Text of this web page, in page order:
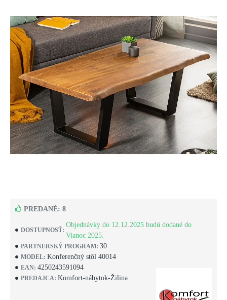
DOSTUPNOSŤ:
Objednávky do 12.12.2025 budú dodané do
Vianoc 2025.
PARTNERSKÝ PROGRAM: 30
MODEL: Konferenčný stôl 40014
EAN: 4250243591094
PREDAJCA: Komfort-nábytok-Žilina
PREDANÉ: 8